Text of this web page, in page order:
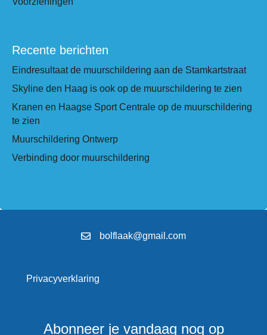
Recente berichten
Eindresultaat de muurschildering aan de Stamkartstraat
Skyline den Haag is ook op de muurschildering te zien
Kranen en Haagse Sport Centrale op de muurschildering
te zien
Muurschildering Ontwerp
Verbinding door muurschildering
bolflaak@gmail.com
Privacyverklaring
Abonneer je vandaag nog op